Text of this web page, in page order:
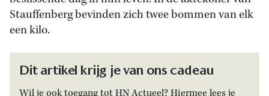
Stauffenberg bevinden zich twee bommen van elk
een kilo.
Dit artikel krijg je van ons cadeau